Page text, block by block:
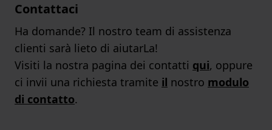
Contattaci
Ha domande? Il nostro team di assistenza
clienti sarà lieto di aiutarLa!
Visiti la nostra pagina dei contatti qui, oppure
ci invii una richiesta tramite il nostro modulo
di contatto.